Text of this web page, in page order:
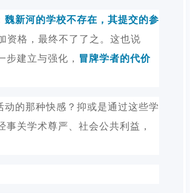
魏新河的学校不存在，其提交的参
资格，最终不了了之。这也说
建立与强化， 冒牌学者的代价
的那种快感？抑或是通过这些学
关学术尊严、社会公共利益，